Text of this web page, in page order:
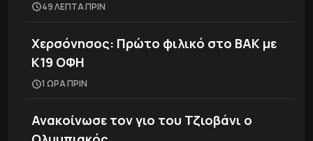
49 ΛΕΠΤΑ ΠΡΙΝ
Χερσόνησος: Πρώτο φιλικό στο ΒΑΚ με
Κ19 ΟΦΗ
1 ΩΡΑ ΠΡΙΝ
Ανακοίνωσε τον γιο του Τζιοβάνι ο